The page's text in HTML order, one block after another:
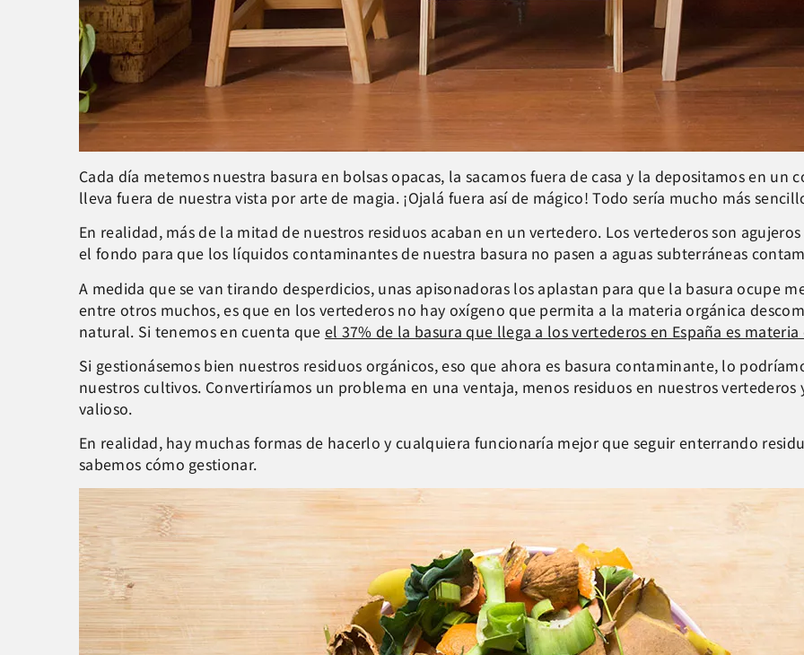
Cada día metemos nuestra basura en bolsas opacas, la sacamos fuera de casa y la depositamos en un
lleva fuera de nuestra vista por arte de magia. ¡Ojalá fuera así de mágico! Todo sería mucho más
En realidad, más de la mitad de nuestros residuos acaban en un vertedero. Los vertederos son
el fondo para que los líquidos contaminantes de nuestra basura no pasen a aguas subterráneas
A medida que se van tirando desperdicios, unas apisonadoras los aplastan para que la basura ocupe
entre otros muchos, es que en los vertederos no hay oxígeno que permita a la materia orgánica
natural. Si tenemos en cuenta que el 37% de la basura que llega a los vertederos en España es
Si gestionásemos bien nuestros residuos orgánicos, eso que ahora es basura contaminante, lo
nuestros cultivos. Convertiríamos un problema en una ventaja, menos residuos en nuestros
valioso.
En realidad, hay muchas formas de hacerlo y cualquiera funcionaría mejor que seguir enterrando
sabemos cómo gestionar.